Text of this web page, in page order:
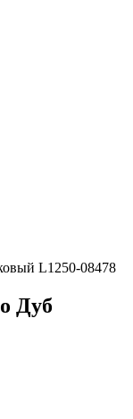
L1250-08478
Дуб